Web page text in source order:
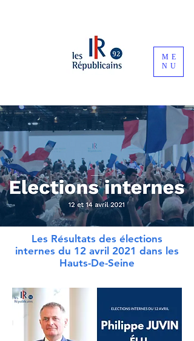
ME
NU
Les Résultats des élections
internes du 12 avril 2021 dans les
Hauts-De-Seine